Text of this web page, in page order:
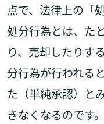
点で、法律上の「
処分行為とは、た
り、売却したりす
分行為が行われる
た（単純承認）と
きなくなるのです。